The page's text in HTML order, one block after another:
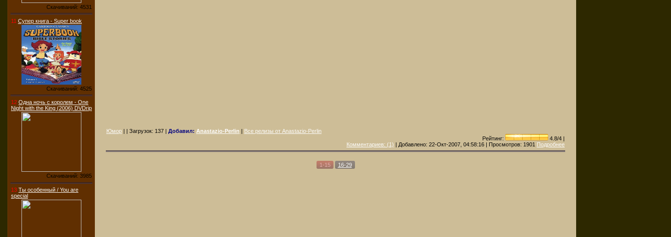
Скачиваний: 4531
11 Супер книга - Super book
Скачиваний: 4525
12 Одна ночь с королем - One
Night with the King (2006) DVDrip
Скачиваний: 3985
13 Ты особенный / You are
special
Юмор | | Загрузок: 137 | Добавил: Anastazio-Perlin | Все релизы от Anastazio-Perlin
Рейтинг:
4.8/4 |
Комментариев: (1) | Добавлено: 22-Окт-2007, 04:58:16 | Просмотров: 1901 Подробнее
1-15 16-29